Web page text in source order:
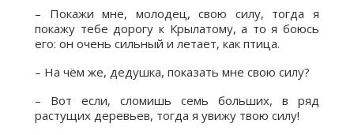
– Покажи мне, молодец, свою силу, тогда я
покажу тебе дорогу к Крылатому, а то я боюсь
его: он очень сильный и летает, как птица.
– На чём же, дедушка, показать мне свою силу?
– Вот если, сломишь семь больших, в ряд
растущих деревьев, тогда я увижу твою силу!